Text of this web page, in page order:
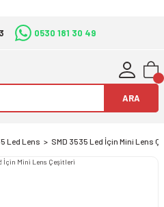
0530 181 30 49
ARA
Led Lens SMD 3535 Led İçin Mini Lens